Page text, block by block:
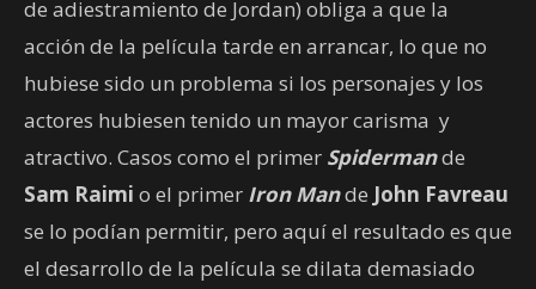
de adiestramiento de Jordan) obliga a que la
acción de la película tarde en arrancar, lo que no
hubiese sido un problema si los personajes y los
actores hubiesen tenido un mayor carisma y
atractivo. Casos como el primer Spidermande
Sam Raimi o el primer Iron Mande John Favreau
se lo podían permitir, pero aquí el resultado es que
el desarrollo de la película se dilata demasiado